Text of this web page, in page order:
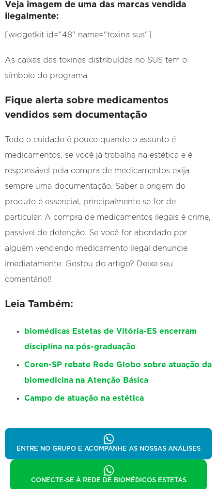
Veja imagem de uma das marcas vendida
ilegalmente:
[widgetkit id="48" name="toxina sus"]
As caixas das toxinas distribuídas no SUS tem o
símbolo do programa.
Fique alerta sobre medicamentos
vendidos sem documentação
Todo o cuidado é pouco quando o assunto é
medicamentos, se você já trabalha na estética e é
responsável pela compra de medicamentos exija
sempre uma documentação. Saber a origem do
produto é essencial, principalmente se for de
particular. A compra de medicamentos ilegais é crime,
passível de detenção. Se você for abordado por
alguém vendendo medicamento ilegal denuncie
imediatamente. Gostou do artigo? Deixe seu
comentário!!
Leia Também:
biomédicas Estetas de Vitória-ES encerram
disciplina na pós-graduação
Coren-SP rebate Rede Globo sobre atuação da
biomedicina na Atenção Básica
Campo de atuação na estética
ENTRE NO GRUPO E ACOMPANHE AS NOSSAS ANÁLISES
CONECTE-SE À REDE DE BIOMÉDICOS ESTETAS